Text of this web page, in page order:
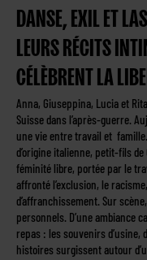
DANSE, EXIL ET
LEURS RÉCITS
CÉLÈBRENT LA
Anna, Giuseppina, Lucia et
Suisse dans l’après-guerre.
une vie entre travail et
d’origine italienne, petit-fils
féminité libre, portée par le
affronté l’exclusion, le
d’affranchissement. Sur
personnels. D’une ambiance
repas : les souvenirs d’usine,
histoires surgissent autour